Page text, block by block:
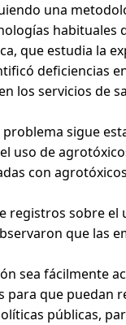
una
habituales
que estudia la
deficiencias
los servicios de
sigue
de
con
sobre
que las
fácilmente
que
públicas,